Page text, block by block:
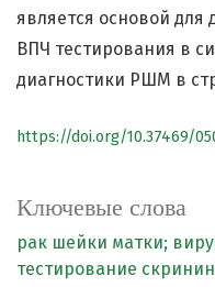
Ключевые слова
рак шейки матки;
тестирование
является основой для
ВПЧ тестирования в
диагностики РШМ в
https://doi.org/10.37469/